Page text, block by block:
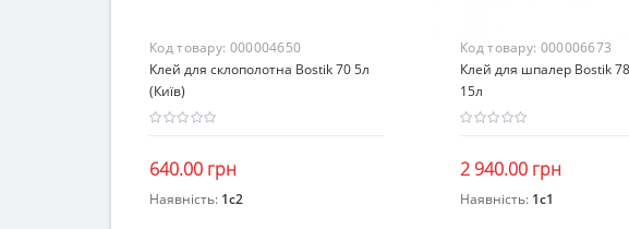
Код товару: 000004650
Клей для склополотна Bostik 70 5л
(Київ)
640.00 грн
Наявність: 1c2
Код товару: 000006673
Клей для шпалер Bostik
15л
2 940.00 грн
Наявність: 1c1